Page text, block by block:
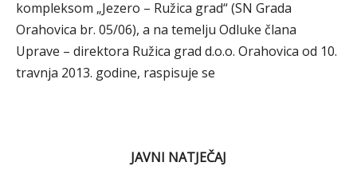
kompleksom „Jezero – Ružica grad“ (SN Grada
Orahovica br. 05/06), a na temelju Odluke člana
Uprave – direktora Ružica grad d.o.o. Orahovica od 10.
travnja 2013. godine, raspisuje se
JAVNI NATJEČAJ